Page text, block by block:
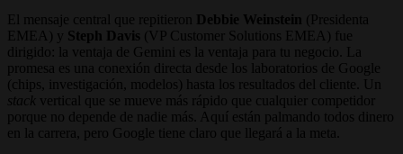
El mensaje central que repitieron
Debbie Weinstein (Presidenta
EMEA) y Steph Davis (VP Customer Solutions EMEA) fue
dirigido: la ventaja de Gemini es la ventaja para tu negocio. La
promesa es una conexión directa desde los laboratorios de Google
(chips, investigación, modelos) hasta los resultados del cliente. Un
stack vertical que se mueve más rápido que cualquier competidor
porque no depende de nadie más. Aquí están palmando todos dinero
en la carrera, pero Google tiene claro que llegará a la meta.